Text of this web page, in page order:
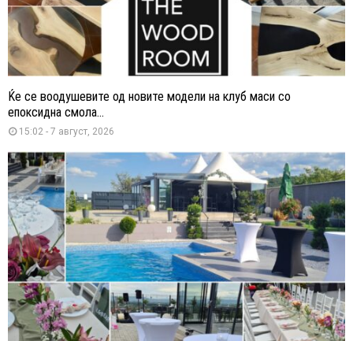
Ќе се воодушевите од новите модели на клуб маси со
епоксидна смола...
15:02 - 7 август, 2026